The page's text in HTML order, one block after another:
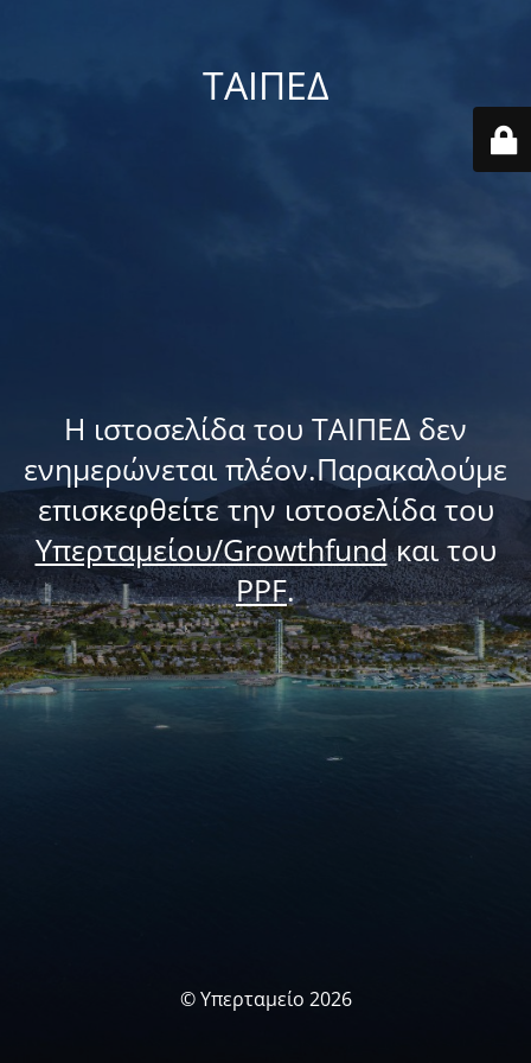
ΤΑΙΠΕΔ
Η ιστοσελίδα του ΤΑΙΠΕΔ δεν
ενημερώνεται πλέον.Παρακαλούμε
επισκεφθείτε την ιστοσελίδα του
Υπερταμείου/Growthfundκαι του
PPF.
© Υπερταμείο 2026